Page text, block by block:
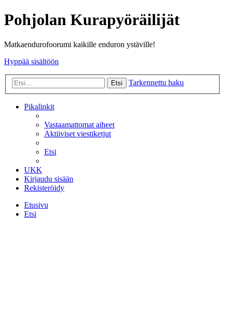
Pohjolan Kurapyöräilijät
Matkaendurofoorumi kaikille enduron ystäville!
Hyppää sisältöön
Etsi Tarkennettu haku
Pikalinkit
Vastaamattomat aiheet
Aktiiviset viestiketjut
Etsi
UKK
Kirjaudu sisään
Rekisteröidy
Etusivu
Etsi